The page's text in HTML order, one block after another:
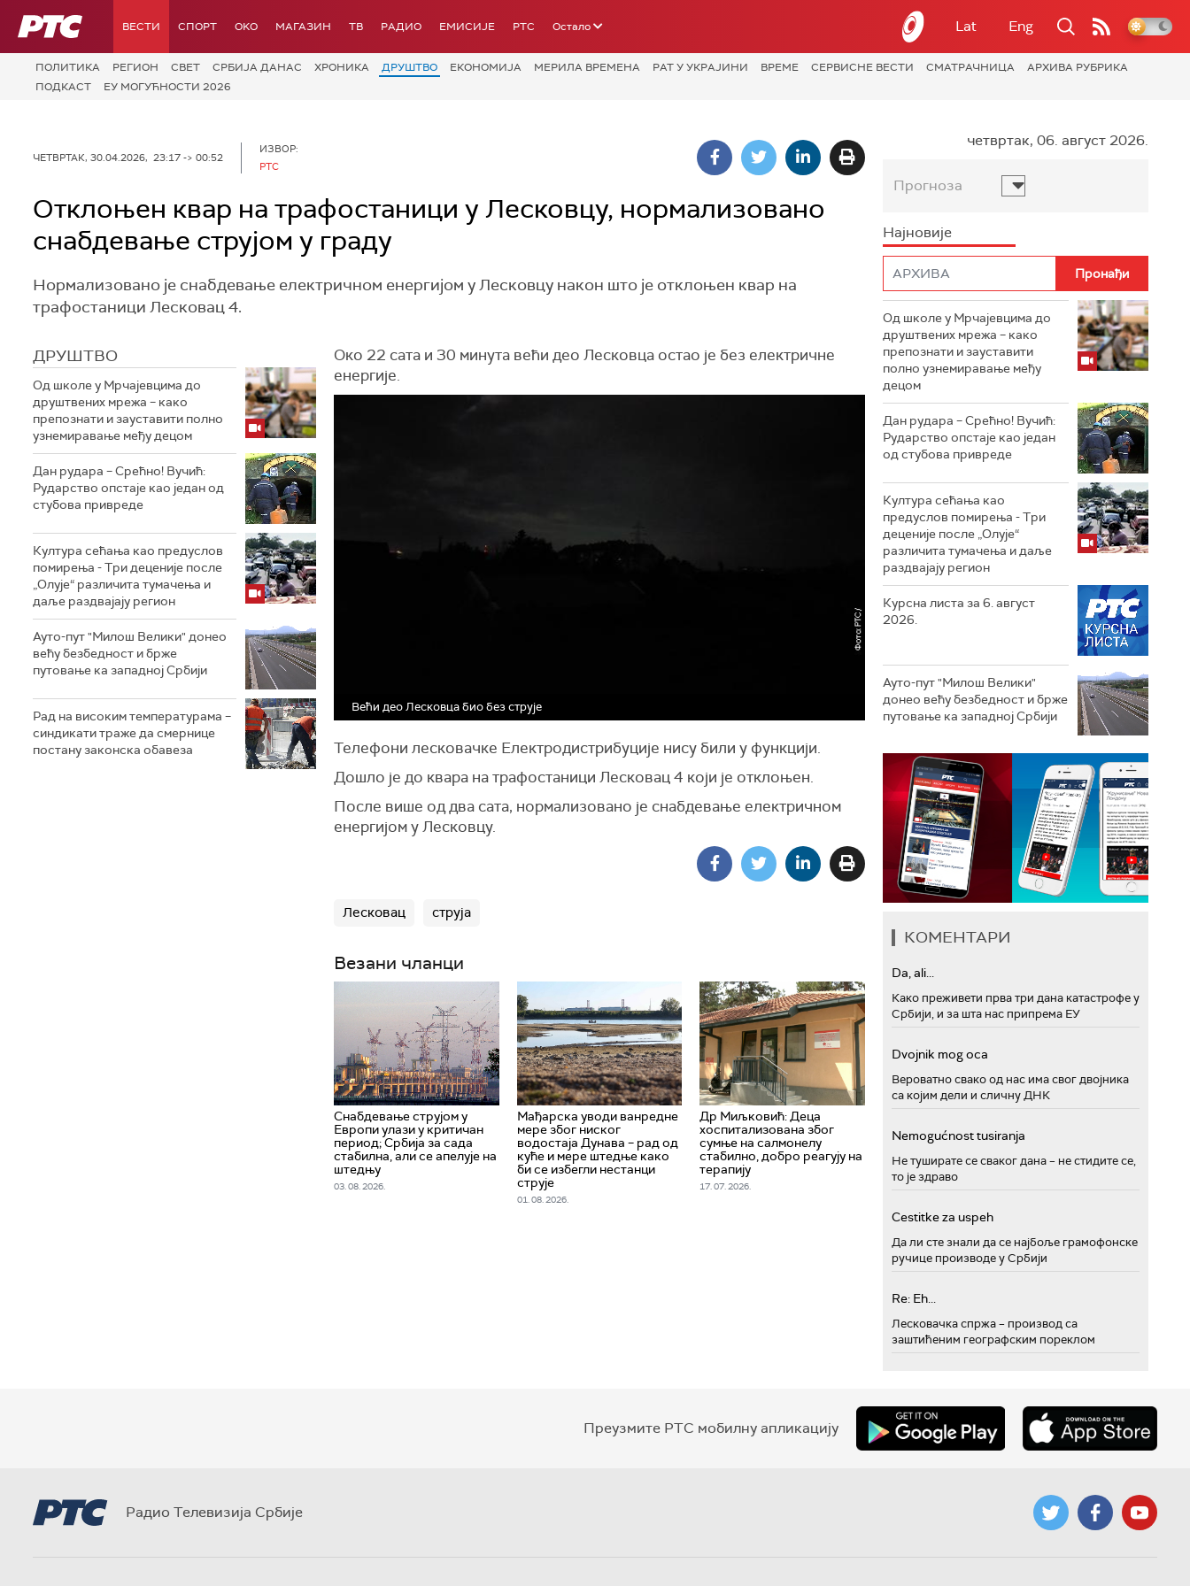
РТС ВЕСТИ СПОРТ OKO МАГАЗИН ТВ РАДИО ЕМИСИЈЕ РТС Остало Lat Eng
ПОЛИТИКА РЕГИОН СВЕТ СРБИЈА ДАНАС ХРОНИКА ДРУШТВО ЕКОНОМИЈА МЕРИЛА ВРЕМЕНА РАТ У УКРАЈИНИ ВРЕМЕ СЕРВИСНЕ ВЕСТИ СМАТРАЧНИЦА
АРХИВА РУБРИКА
ПОДКАСТ
ЕУ МОГУЋНОСТИ 2026
ЧЕТВРТАК, 30.04.2026, 23:17 -> 00:52
ИЗВОР:
РТС
Отклоњен квар на трафостаници у Лесковцу, нормализовано
снабдевање струјом у граду
Нормализовано је снабдевање електричном енергијом у Лесковцу након што је отклоњен квар на
трафостаници Лесковац 4.
ДРУШТВО
Од школе у Мрчајевцима до
друштвених мрежа – како
препознати и зауставити полно
узнемиравање међу децом
Дан рудара – Срећно! Вучић:
Рударство опстаје као један од
стубова привреде
Култура сећања као предуслов
помирења ­- Три деценије после
„Олује“ различита тумачења и
даље раздвајају регион
Ауто-пут "Милош Велики" донео
већу безбедност и брже
путовање ка западној Србији
Рад на високим температурама –
синдикати траже да смернице
постану законска обавеза
Око 22 сата и 30 минута већи део Лесковца остао је без електричне
енергије.
Већи део Лесковца био без струје
Телефони лесковачке Електродистрибуције нису били у функцији.
Дошло је до квара на трафостаници Лесковац 4 који је отклоњен.
После више од два сата, нормализовано је снабдевање електричном
енергијом у Лесковцу.
Лесковац струја
Везани чланци
Снабдевање струјом у
Европи улази у критичан
период; Србија за сада
стабилна, али се апелује на
штедњу
03. 08. 2026.
Мађарска уводи ванредне
мере због ниског
водостаја Дунава – рад од
куће и мере штедње како
би се избегли нестанци
струје
01. 08. 2026.
Др Миљковић: Деца
хоспитализована због
сумње на салмонелу
стабилно, добро реагују на
терапију
17. 07. 2026.
четвртак, 06. август 2026.
Прогноза
Најновије
Од школе у Мрчајевцима до
друштвених мрежа – како
препознати и зауставити
полно узнемиравање међу
децом
Дан рудара – Срећно! Вучић:
Рударство опстаје као један
од стубова привреде
Култура сећања као
предуслов помирења ­- Три
деценије после „Олује“
различита тумачења и даље
раздвајају регион
Курсна листа за 6. август
2026.
Ауто-пут "Милош Велики"
донео већу безбедност и брже
путовање ка западној Србији
КОМЕНТАРИ
Da, ali...
Како преживети прва три дана катастрофе у
Србији, и за шта нас припрема ЕУ
Dvojnik mog oca
Вероватно свако од нас има свог двојника
са којим дели и сличну ДНК
Nemogućnost tusiranja
Не туширате се сваког дана – не стидите се,
то је здраво
Cestitke za uspeh
Да ли сте знали да се најбоље грамофонске
ручице производе у Србији
Re: Eh...
Лесковачка спржа – производ са
заштићеним географским пореклом
Преузмите РТС мобилну апликацију
Радио Телевизија Србије